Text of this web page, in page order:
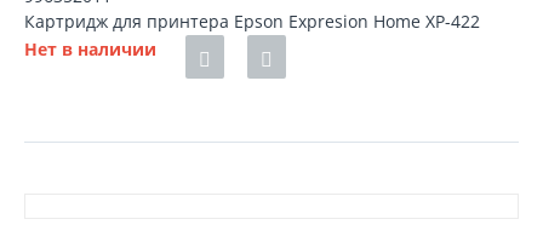
Картридж для принтера Epson Expresion Home XP-422
Нет в наличии